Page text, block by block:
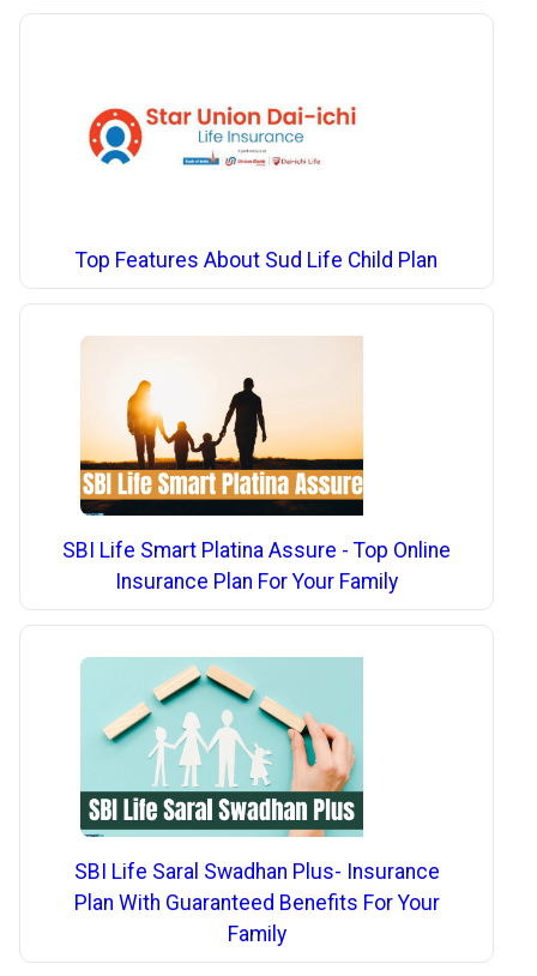
Top Features About Sud Life Child Plan
SBI Life Smart Platina Assure - Top Online
Insurance Plan For Your Family
SBI Life Saral Swadhan Plus- Insurance
Plan With Guaranteed Benefits For Your
Family